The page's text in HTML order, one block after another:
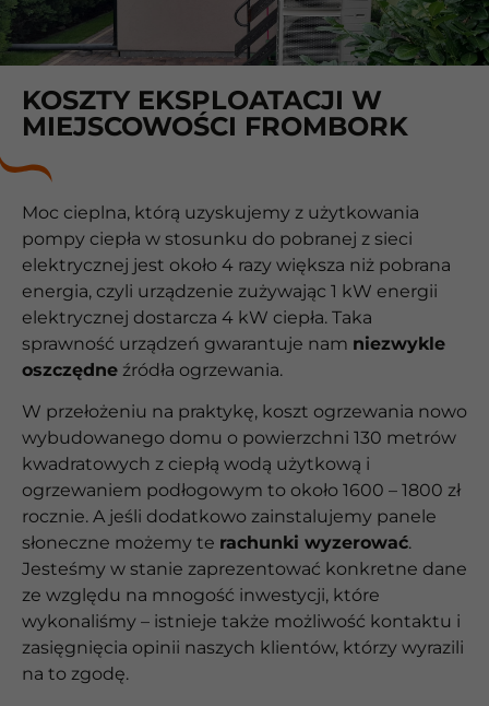
KOSZTY EKSPLOATACJI W
MIEJSCOWOŚCI FROMBORK
Moc cieplna, którą uzyskujemy z użytkowania
pompy ciepła w stosunku do pobranej z sieci
elektrycznej jest około 4 razy większa niż pobrana
energia, czyli urządzenie zużywając 1 kW energii
elektrycznej dostarcza 4 kW ciepła. Taka
sprawność urządzeń gwarantuje nam niezwykle
oszczędne źródła ogrzewania.
W przełożeniu na praktykę, koszt ogrzewania nowo
wybudowanego domu o powierzchni 130 metrów
kwadratowych z ciepłą wodą użytkową i
ogrzewaniem podłogowym to około 1600 – 1800 zł
rocznie. A jeśli dodatkowo zainstalujemy panele
słoneczne możemy te rachunki wyzerować.
Jesteśmy w stanie zaprezentować konkretne dane
ze względu na mnogość inwestycji, które
wykonaliśmy – istnieje także możliwość kontaktu i
zasięgnięcia opinii naszych klientów, którzy wyrazili
na to zgodę.